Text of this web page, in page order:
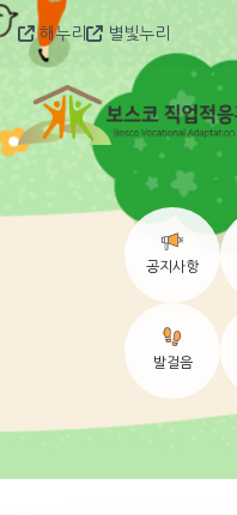
해누리 별빛누리
공지사항
발걸음